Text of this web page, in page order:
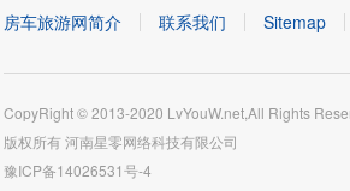
房车旅游网简介 联系我们 Sitemap
CopyRight © 2013-2020 LvYouW.net,All Rights
版权所有河南星零网络科技有限公司
豫ICP备14026531号-4